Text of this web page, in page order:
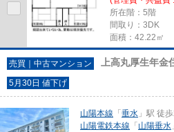
所在階：5階
間取り：3DK
面積：42.22㎡
売買｜中古マンション 上高丸厚生年金
5月30日 値下げ
山陽本線 「 垂水 」駅 徒
山陽電鉄本線 「 山陽垂水